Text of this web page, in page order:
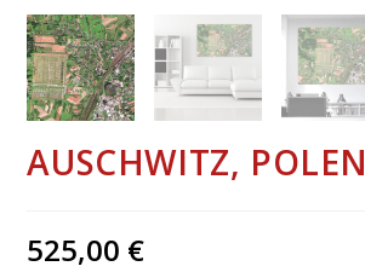
AUSCHWITZ, POLEN
525,00 €